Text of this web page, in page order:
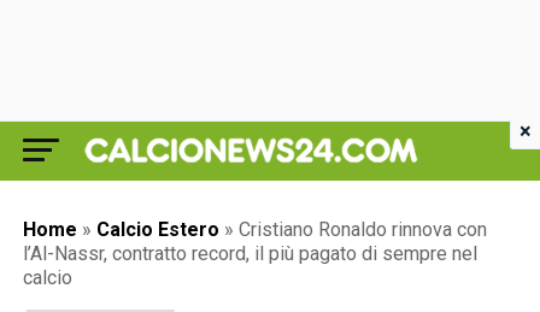
Home » Calcio Estero » Cristiano Ronaldo rinnova con
l’Al-Nassr, contratto record, il più pagato di sempre nel
calcio
×